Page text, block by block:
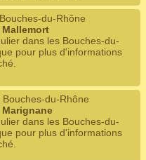
du-Rhône
Mallemort
dans les Bouches-du-
pour plus d'informations
du-Rhône
Marignane
dans les Bouches-du-
pour plus d'informations